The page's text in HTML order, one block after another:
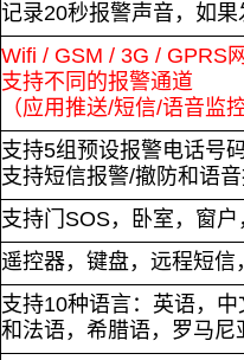
记录20秒报警声音，如
Wifi / GSM / 3G / GPRS
支持不同的报警通道
（应用推送/短信/语音监
支持5组预设报警电话号
支持短信报警/撤防和语
支持门SOS，卧室，窗
遥控器，键盘，远程短
支持10种语言：英语，
和法语，希腊语，罗马尼